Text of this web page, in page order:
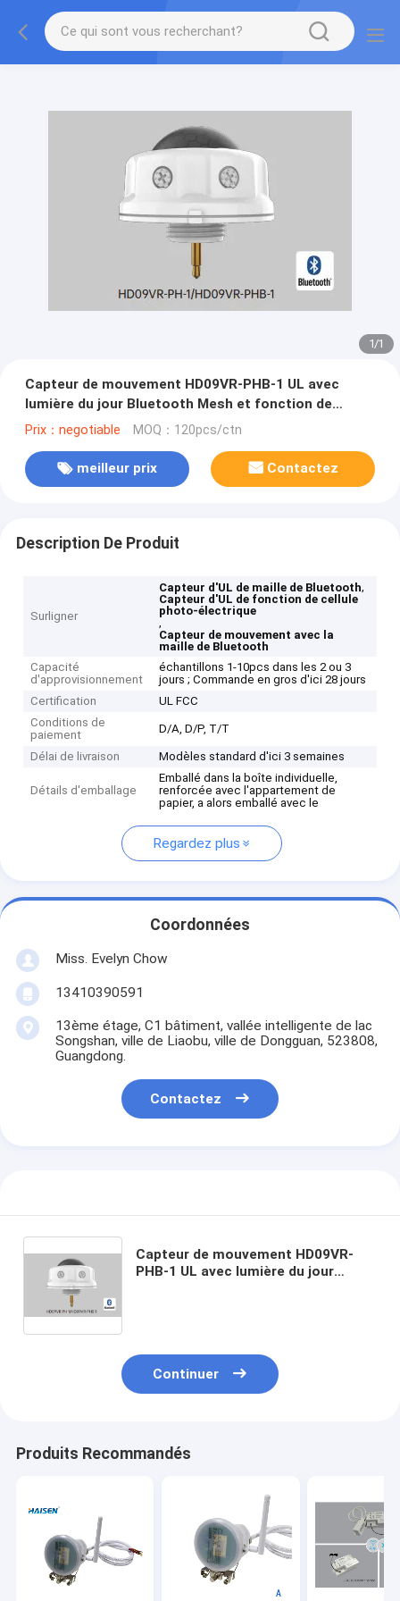
1/1
Capteur de mouvement HD09VR-PHB-1 UL avec
lumière du jour Bluetooth Mesh et fonction de
cellule photoélectrique
Prix：negotiable MOQ：120pcs/ctn
meilleur prix Contactez
Description De Produit
Surligner
Capteur d'UL de maille de Bluetooth,
Capteur d'UL de fonction de cellule
photo-électrique
,
Capteur de mouvement avec la
maille de Bluetooth
Capacité
d'approvisionnement
échantillons 1-10pcs dans les 2 ou 3
jours ; Commande en gros d'ici 28 jours
Certification
UL FCC
Conditions de
paiement
D/A, D/P, T/T
Délai de livraison Modèles standard d'ici 3 semaines
Détails d'emballage
Emballé dans la boîte individuelle,
renforcée avec l'appartement de
papier, a alors emballé avec le
Regardez plus
Coordonnées
Miss. Evelyn Chow
13410390591
13ème étage, C1 bâtiment, vallée intelligente de lac
Songshan, ville de Liaobu, ville de Dongguan, 523808,
Guangdong.
Contactez
Capteur de mouvement HD09VR-
PHB-1 UL avec lumière du jour
Continuer
Produits Recommandés